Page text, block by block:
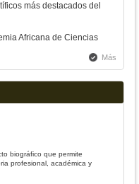
más destacados del
Africana de Ciencias
Más
biográfico que permite
profesional, académica y